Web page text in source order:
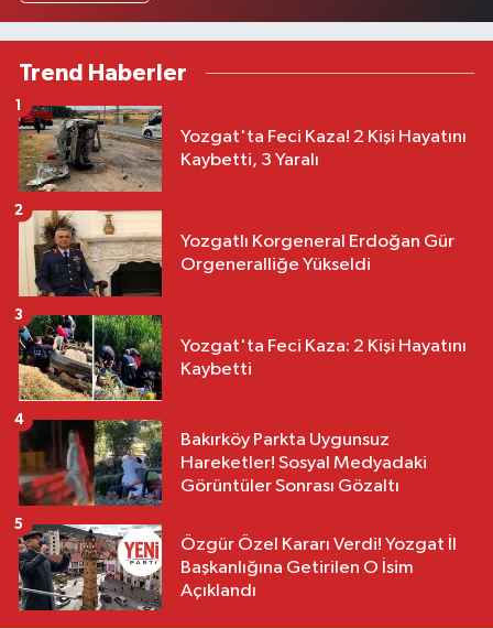
Trend Haberler
Yozgat'ta Feci Kaza! 2 Kişi Hayatını
Kaybetti, 3 Yaralı
1
Yozgatlı Korgeneral Erdoğan Gür
Orgeneralliğe Yükseldi
2
Yozgat'ta Feci Kaza: 2 Kişi Hayatını
Kaybetti
3
Bakırköy Parkta Uygunsuz
Hareketler! Sosyal Medyadaki
Görüntüler Sonrası Gözaltı
4
Özgür Özel Kararı Verdi! Yozgat İl
Başkanlığına Getirilen O İsim
Açıklandı
5